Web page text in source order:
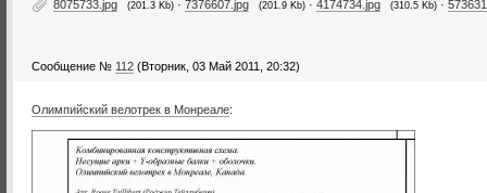
8075733.jpg (201.3 Kb) · 7376607.jpg (201.9 Kb) · 4174734.jpg (310.5 Kb) ·
Сообщение № 112 (Вторник, 03 Май 2011, 20:32)
Олимпийский велотрек в Монреале: